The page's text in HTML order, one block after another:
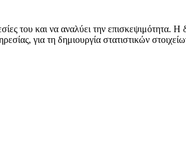
του και να αναλύει την
για τη δημιουργία στατιστικών